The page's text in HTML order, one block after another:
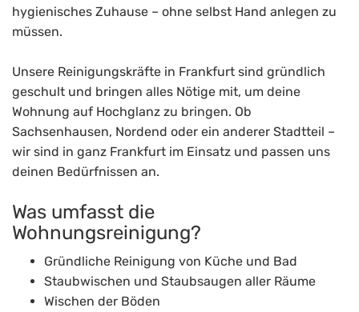
hygienisches Zuhause – ohne selbst Hand anlegen zu
müssen.
Unsere Reinigungskräfte in Frankfurt sind gründlich
geschult und bringen alles Nötige mit, um deine
Wohnung auf Hochglanz zu bringen. Ob
Sachsenhausen, Nordend oder ein anderer Stadtteil –
wir sind in ganz Frankfurt im Einsatz und passen uns
deinen Bedürfnissen an.
Was umfasst die
Wohnungsreinigung?
Gründliche Reinigung von Küche und Bad
Staubwischen und Staubsaugen aller Räume
Wischen der Böden